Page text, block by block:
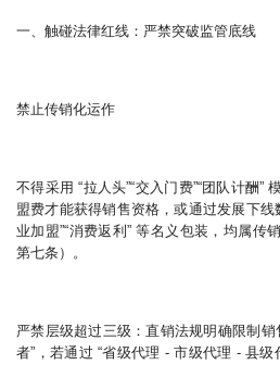
一、触碰法律红线：严禁突破监管底线
禁止传销化运作
不得采用 “拉人头”“交入门费”“团队计酬”
盟费才能获得销售资格，或通过发展下线
业加盟”“消费返利” 等名义包装，均属传
第七条）。
严禁层级超过三级：直销法规明确限制
者”，若通过 “省级代理 - 市级代理 - 县级